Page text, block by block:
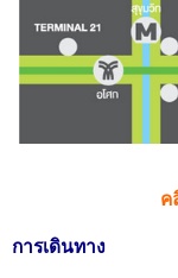
ค
การเดินทาง